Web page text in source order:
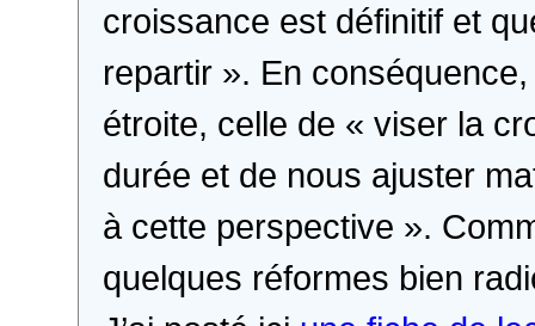
croissance est définitif et
repartir ». En
étroite, celle de « viser la
durée et de nous ajuster
à cette perspective ».
quelques réformes bien